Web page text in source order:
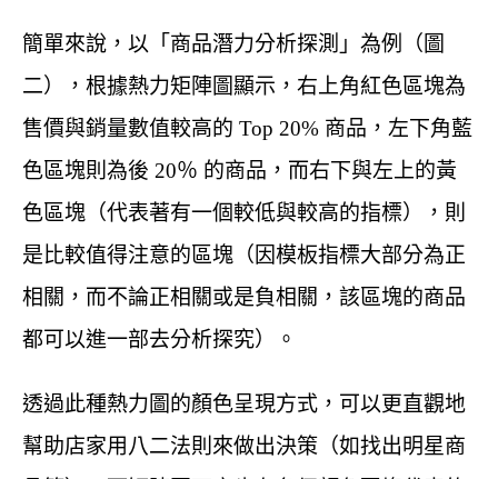
簡單來說，以「商品潛力分析探測」為例（圖
二），根據熱力矩陣圖顯示，右上角紅色區塊為
售價與銷量數值較高的 Top 20% 商品，左下角藍
色區塊則為後 20％ 的商品，而右下與左上的黃
色區塊（代表著有一個較低與較高的指標），則
是比較值得注意的區塊（因模板指標大部分為正
相關，而不論正相關或是負相關，該區塊的商品
都可以進一部去分析探究）。
透過此種熱力圖的顏色呈現方式，可以更直觀地
幫助店家用八二法則來做出決策（如找出明星商